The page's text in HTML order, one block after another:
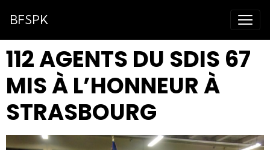
BFSPK
112 AGENTS DU SDIS 67
MIS À L’HONNEUR À
STRASBOURG